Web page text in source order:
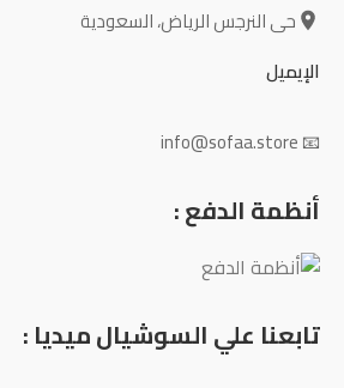
حى النرجس الرياض، السعودية
الإيميل
📧 info@sofaa.store
أنظمة الدفع :
تابعنا علي السوشيال ميديا :